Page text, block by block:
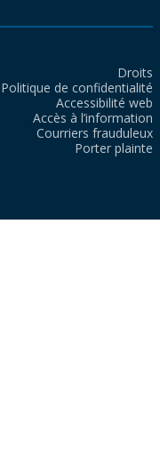
Droits
Politique de confidentialité
Accessibilité web
Accès à l’information
Courriers frauduleux
Porter plainte